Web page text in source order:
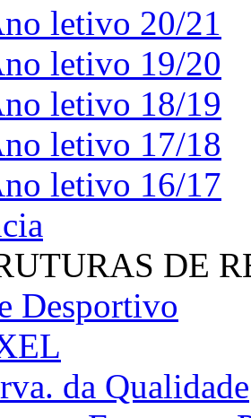
letivo 20/21
letivo 19/20
letivo 18/19
letivo 17/18
letivo 16/17
DE
Desportivo
da Qualidade